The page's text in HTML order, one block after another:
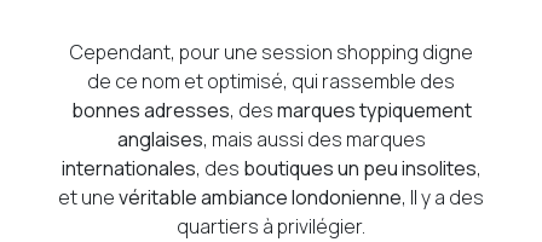
Cependant, pour une session shopping digne
de ce nom et optimisé, qui rassemble des
bonnes adresses, desmarques typiquement
anglaises, mais aussi des marques
internationales, des boutiques un peu insolites,
et unevéritable ambiance londonienne, Il y a des
quartiers à privilégier.